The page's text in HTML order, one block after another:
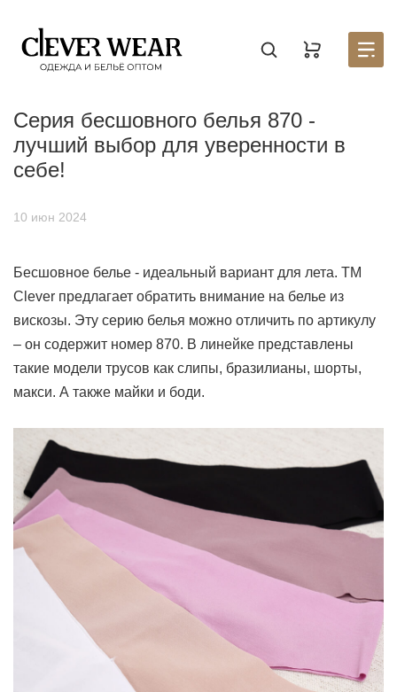
Серия бесшовного белья 870 -
лучший выбор для уверенности в
себе!
10 июн 2024
Бесшовное белье - идеальный вариант для лета. ТМ
Clever предлагает обратить внимание на белье из
вискозы. Эту серию белья можно отличить по артикулу
– он содержит номер 870. В линейке представлены
такие модели трусов как слипы, бразилианы, шорты,
макси. А также майки и боди.
узнать первым о запуске личного кабинета,
оставьтезаявку на партнерство.
пользователям. Пожалуйста зарегистрируйтесь на
порталеСтать партнером
Введите свою электронную почту и пароль
ВОЙТИ В АККАУНТ
ЗАБЫЛИ ПАРОЛЬ?
Введите свою почту — мы отправим на неё код
Отправили его на почту
Письмо не пришло? Напишите нам на
opt@acewear.ru